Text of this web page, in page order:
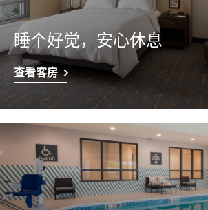
睡个好觉，安心休息
查看客房